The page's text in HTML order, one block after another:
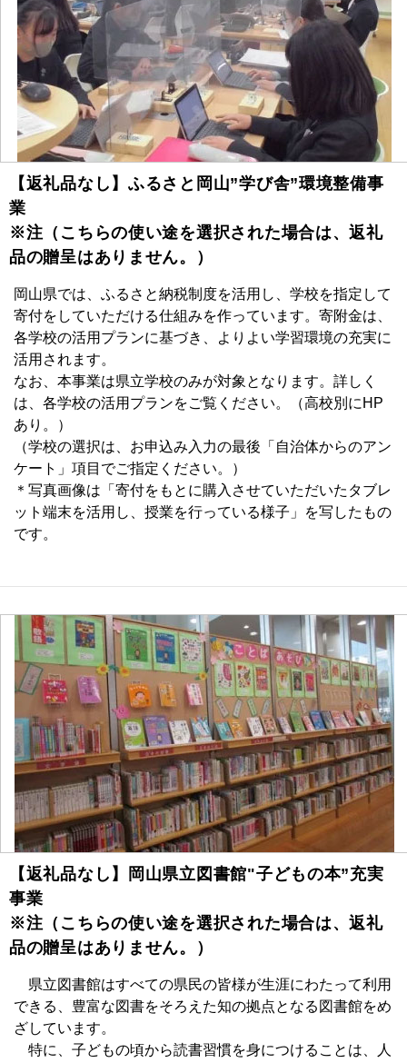
【返礼品なし】ふるさと岡山”学び舎”環境整備事
業
※注（こちらの使い途を選択された場合は、返礼
品の贈呈はありません。）
岡山県では、ふるさと納税制度を活用し、学校を指定して
寄付をしていただける仕組みを作っています。寄附金は、
各学校の活用プランに基づき、よりよい学習環境の充実に
活用されます。
なお、本事業は県立学校のみが対象となります。詳しく
は、各学校の活用プランをご覧ください。（高校別にHP
あり。）
（学校の選択は、お申込み入力の最後「自治体からのアン
ケート」項目でご指定ください。）
＊写真画像は「寄付をもとに購入させていただいたタブレ
ット端末を活用し、授業を行っている様子」を写したもの
です。
【返礼品なし】岡山県立図書館"子どもの本”充実
事業
※注（こちらの使い途を選択された場合は、返礼
品の贈呈はありません。）
県立図書館はすべての県民の皆様が生涯にわたって利用
できる、豊富な図書をそろえた知の拠点となる図書館をめ
ざしています。
特に、子どもの頃から読書習慣を身につけることは、人